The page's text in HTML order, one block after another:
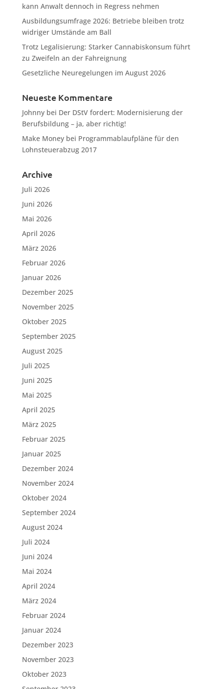
kann Anwalt dennoch in Regress nehmen
Ausbildungsumfrage 2026: Betriebe bleiben trotz
widriger Umstände am Ball
Trotz Legalisierung: Starker Cannabiskonsum führt
zu Zweifeln an der Fahreignung
Gesetzliche Neuregelungen im August 2026
Neueste Kommentare
Johnnybei Der DStV fordert: Modernisierung der
Berufsbildung – ja, aber richtig!
Make Moneybei Programmablaufpläne für den
Lohnsteuerabzug 2017
Archive
Juli 2026
Juni 2026
Mai 2026
April 2026
März 2026
Februar 2026
Januar 2026
Dezember 2025
November 2025
Oktober 2025
September 2025
August 2025
Juli 2025
Juni 2025
Mai 2025
April 2025
März 2025
Februar 2025
Januar 2025
Dezember 2024
November 2024
Oktober 2024
September 2024
August 2024
Juli 2024
Juni 2024
Mai 2024
April 2024
März 2024
Februar 2024
Januar 2024
Dezember 2023
November 2023
Oktober 2023